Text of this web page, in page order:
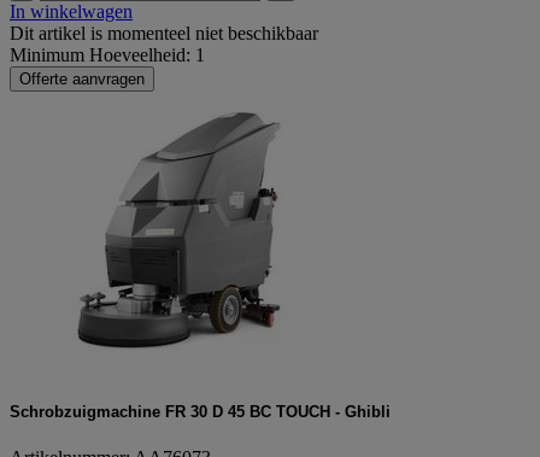
In winkelwagen
Dit artikel is momenteel niet beschikbaar
Minimum Hoeveelheid: 1
Offerte aanvragen
Schrobzuigmachine FR 30 D 45 BC TOUCH - Ghibli